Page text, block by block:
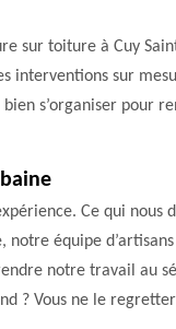
sur toiture à Cuy
interventions sur
s’organiser pour
Ce qui nous
équipe
notre travail au
? Vous ne le